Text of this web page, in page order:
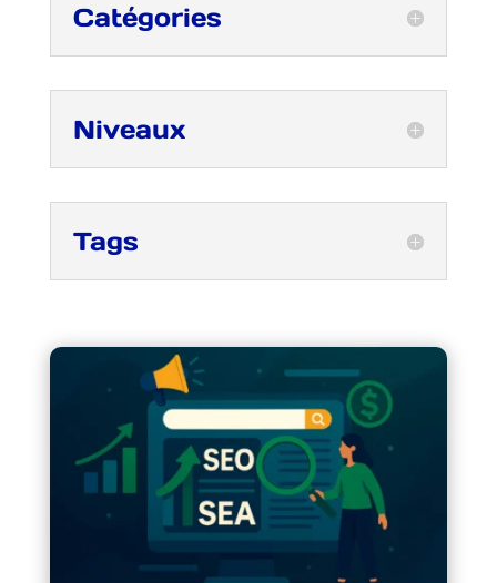
Catégories
Niveaux
Tags